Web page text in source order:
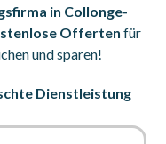
in Collonge-
Offerten für
und sparen!
Dienstleistung